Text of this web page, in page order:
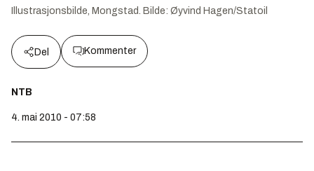
Illustrasjonsbilde, Mongstad. Bilde: Øyvind Hagen/Statoil
Del Kommenter
NTB
4. mai 2010 - 07:58